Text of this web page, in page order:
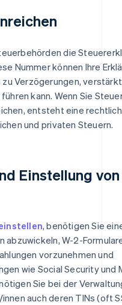
die
Nummer können Ihre
Verzögerungen,
kann. Wenn Sie
entsteht eine
und privaten Steuern.
Einstellung von
, benötigen Sie
abzuwickeln, W-2-
vorzunehmen und
wie Social Security und
Sie bei der
auch deren TINs (oft